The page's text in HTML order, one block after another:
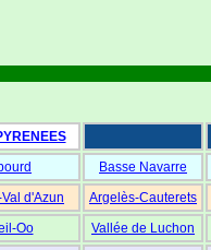
Basse Navarre
d'Azun Argelès-Cauterets
Oo Vallée de Luchon